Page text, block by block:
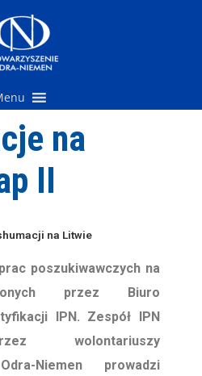
na
II
na Litwie
poszukiwawczych na
przez Biuro
IPN. Zespół IPN
wolontariuszy
Niemen prowadzi